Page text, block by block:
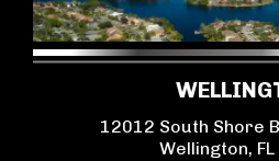
12012 South Shore
Wellington,